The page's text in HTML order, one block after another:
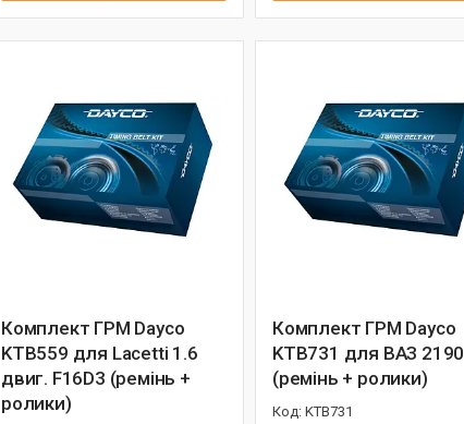
Комплект ГРМ Dayco
KTB559 для Lacetti 1.6
двиг. F16D3 (ремінь +
ролики)
Комплект ГРМ Dayco
KTB731 для ВАЗ 2190
(ремінь + ролики)
KTB731